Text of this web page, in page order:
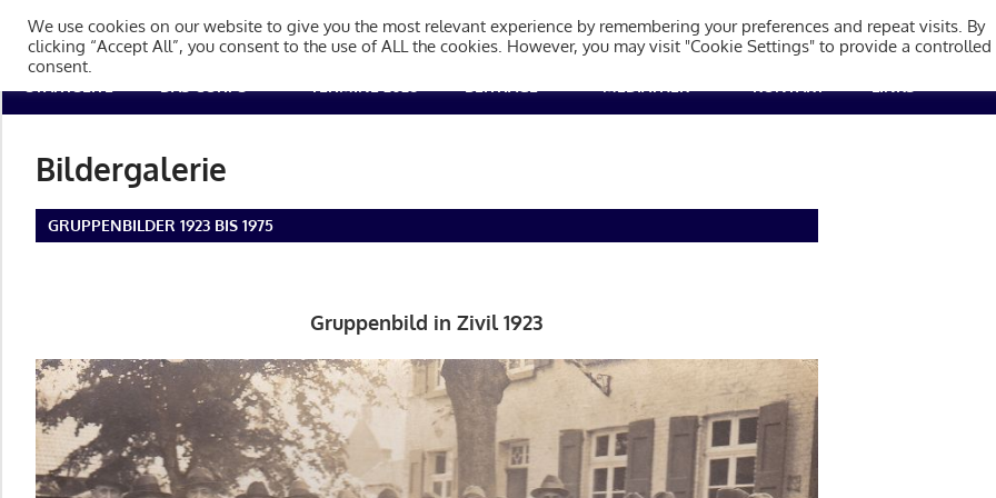
Inhalt
springen
Tambourcorps Concordia Holzheim 1923
Tambourcorps
1923
Bildergalerie
GRUPPENBILDER 1923 BIS 1975
Gruppenbild in Zivil 1923
We use cookies on our website to give you the most relevant experience by remembering your preferences and repeat visits. By
clicking “Accept All”, you consent to the use of ALL the cookies. However, you may visit "Cookie Settings" to provide a controlled
consent.